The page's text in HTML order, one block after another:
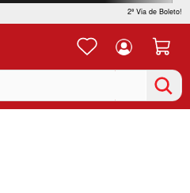
2ª Via de Boleto!